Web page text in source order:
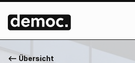
<-- Übersicht